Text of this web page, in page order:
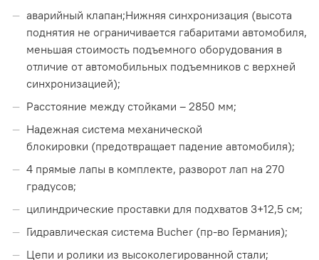
аварийный клапан;Нижняя синхронизация (высота
поднятия не ограничивается габаритами автомобиля,
меньшая стоимость подъемного оборудования в
отличие от автомобильных подъемников с верхней
синхронизацией);
Расстояние между стойками – 2850 мм;
Надежная система механической
блокировки (предотвращает падение автомобиля);
4 прямые лапы в комплекте, разворот лап на 270
градусов;
цилиндрические проставки для подхватов 3+12,5 см;
Гидравлическая система Bucher (пр-во Германия);
Цепи и ролики из высоколегированной стали;